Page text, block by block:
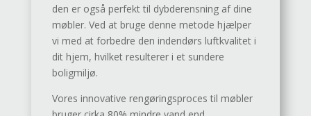
den er også perfekt til dybderensning af dine
møbler. Ved at bruge denne metode hjælper
vi med at forbedre den indendørs luftkvalitet i
dit hjem, hvilket resulterer i et sundere
boligmiljø.
Vores innovative rengøringsproces til møbler